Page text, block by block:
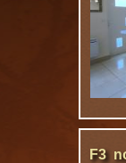
F3